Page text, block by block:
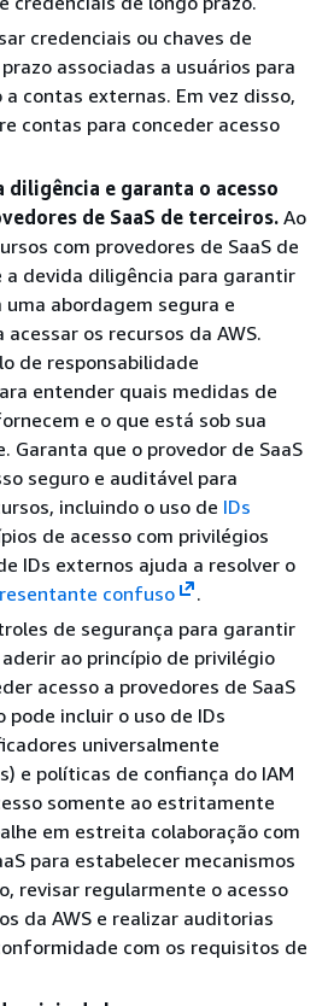
credenciais ou chaves de
associadas a usuários para
a contas externas. Em vez disso,
contas para conceder acesso
diligência e garanta o acesso
de SaaS de terceiros.Ao
com provedores de SaaS de
a devida diligência para garantir
abordagem segura e
acessar os recursos da AWS.
de responsabilidade
entender quais medidas de
e o que está sob sua
Garanta que o provedor de SaaS
seguro e auditável para
incluindo o uso de IDs
de acesso com privilégios
IDs externos ajuda a resolver o
confuso
.
de segurança para garantir
ao princípio de privilégio
acesso a provedores de SaaS
pode incluir o uso de IDs
universalmente
e políticas de confiança do IAM
somente ao estritamente
em estreita colaboração com
para estabelecer mecanismos
revisar regularmente o acesso
da AWS e realizar auditorias
com os requisitos de